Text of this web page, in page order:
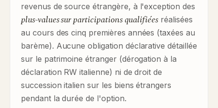
revenus de source étrangère, à l'exception des
plus-values sur participations qualifiées réalisées
au cours des cinq premières années (taxées au
barème). Aucune obligation déclarative détaillée
sur le patrimoine étranger (dérogation à la
déclaration RW italienne) ni de droit de
succession italien sur les biens étrangers
pendant la durée de l'option.